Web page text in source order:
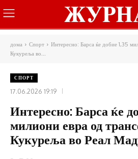
дома Спорт
Интересно: Барса ќе добие 1,35
Кукуреља во...
СПОРТ
17.06.2026 19:19
Интересно: Барса ќе
милиони евра од
Кукуреља во Реал